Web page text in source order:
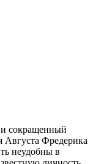
сокращенный
Августа Фредерика
неудобны в